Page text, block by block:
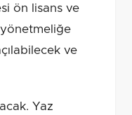
ön lisans ve
ve
Yaz